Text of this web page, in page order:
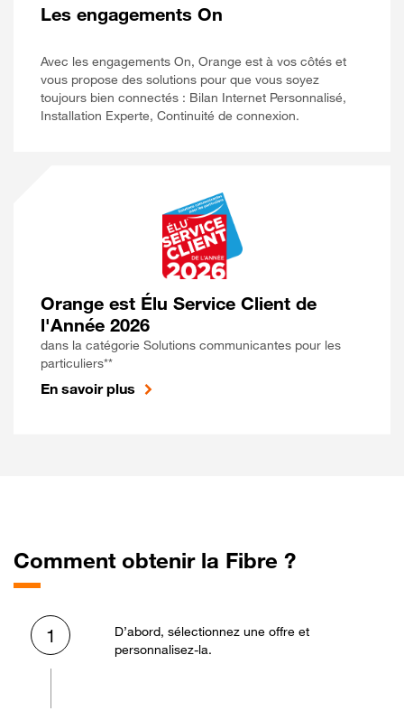
Les engagements On
Avec les engagements On, Orange est à vos côtés et
vous propose des solutions pour que vous soyez
toujours bien connectés : Bilan Internet Personnalisé,
Installation Experte, Continuité de connexion.
Orange est Élu Service Client de
l'Année 2026
dans la catégorie Solutions communicantes pour les
particuliers**
En savoir plus
Comment obtenir la Fibre ?
1
D’abord, sélectionnez une offre et
personnalisez-la.